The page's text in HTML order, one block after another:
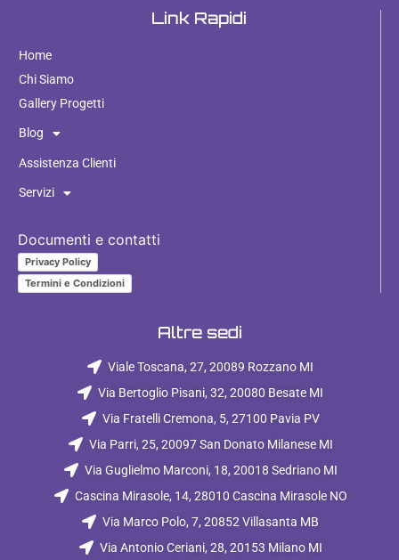
Link Rapidi
Home
Chi Siamo
Gallery Progetti
Blog
Assistenza Clienti
Servizi
Documenti e contatti
Privacy Policy
Termini e Condizioni
Altre sedi
Viale Toscana, 27, 20089 Rozzano MI
Via Bertoglio Pisani, 32, 20080 Besate MI
Via Fratelli Cremona, 5, 27100 Pavia PV
Via Parri, 25, 20097 San Donato Milanese MI
Via Guglielmo Marconi, 18, 20018 Sedriano MI
Cascina Mirasole, 14, 28010 Cascina Mirasole NO
Via Marco Polo, 7, 20852 Villasanta MB
Via Antonio Ceriani, 28, 20153 Milano MI